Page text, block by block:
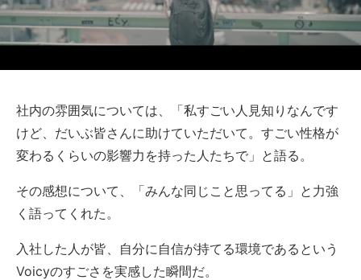
社内の雰囲気については、「私すごい人見知りなんです
けど、だいぶ皆さんに助けていただいて。すごい性格が
変わるくらいの影響力を持った人たちで」と語る。
その感想について、「みんな同じこと思ってる」と力強
く語ってくれた。
入社した人が皆、自分に自信が持てる環境であるという
Voicyのすごさを実感した瞬間だ。